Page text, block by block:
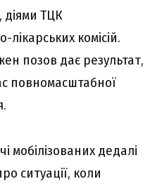
діями ТЦК
комісій.
позов дає результат,
повномасштабної
мобілізованих дедалі
ситуації, коли